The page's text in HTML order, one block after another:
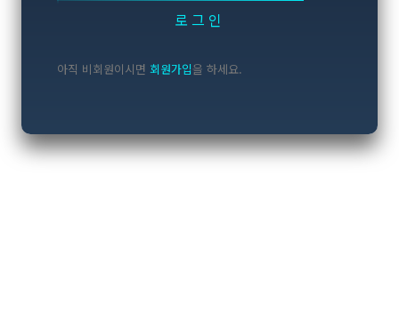
로그인
아직 비회원이시면 회원가입을 하세요.